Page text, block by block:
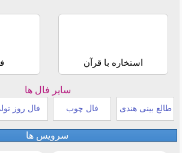
استخاره با قرآن
سایر فال ها
طالع بینی هندی فال چوب فال روز
سرویس ها